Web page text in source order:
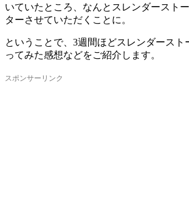
いていたところ、なんとスレンダースト
ターさせていただくことに。
ということで、3週間ほどスレンダースト
ってみた感想などをご紹介します。